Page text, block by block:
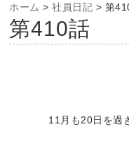
ホーム > 社員日記 > 第
第410話
11月も20日を過